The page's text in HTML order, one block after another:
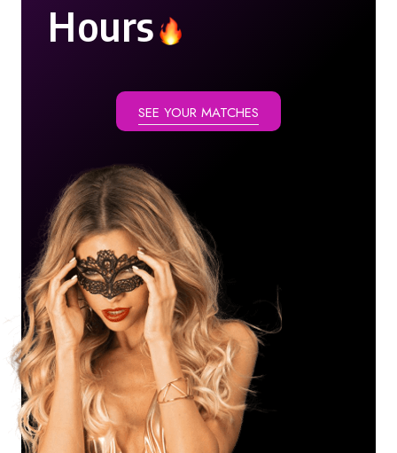
Hours
SEE YOUR MATCHES